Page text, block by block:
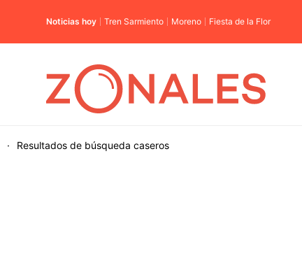
Noticias hoy Tren Sarmiento Moreno Fiesta de la Flor
Resultados de búsqueda
· caseros